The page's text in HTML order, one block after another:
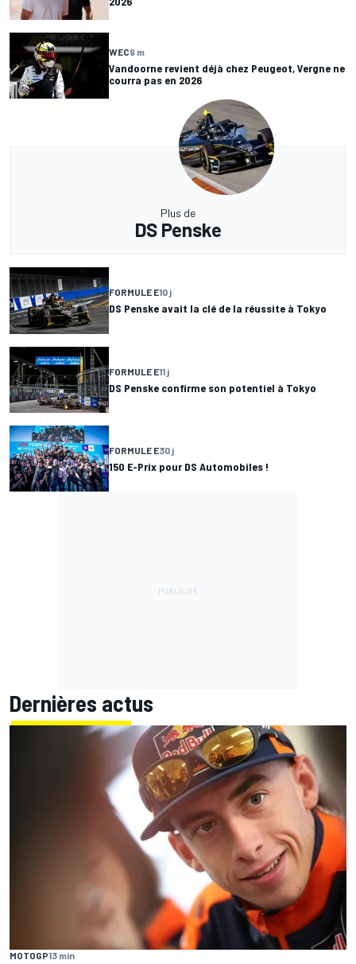
WEC9 m
Vandoorne revient déjà chez Peugeot, Vergne ne
courra pas en 2026
Plus de
DS Penske
FORMULE E10 j
DS Penske avait la clé de la réussite à Tokyo
FORMULE E11 j
DS Penske confirme son potentiel à Tokyo
FORMULE E30 j
150 E-Prix pour DS Automobiles !
Dernières actus
MOTOGP13 min